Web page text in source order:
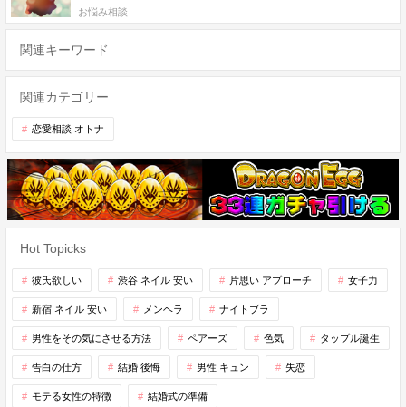
お悩み相談
関連キーワード
関連カテゴリー
恋愛相談 オトナ
Hot Topicks
彼氏欲しい 渋谷 ネイル 安い 片思い アプローチ 女子力
新宿 ネイル 安い メンヘラ ナイトブラ
男性をその気にさせる方法 ペアーズ 色気 タップル誕生
告白の仕方 結婚 後悔 男性 キュン 失恋
モテる女性の特徴 結婚式の準備